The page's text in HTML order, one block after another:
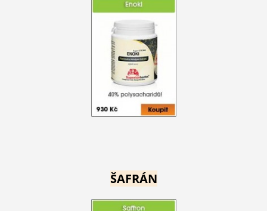
ŠAFRÁN